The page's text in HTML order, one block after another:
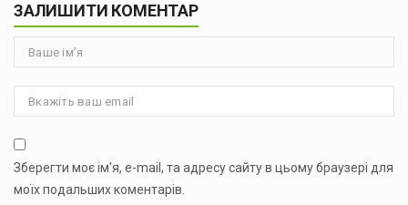
ЗАЛИШИТИ КОМЕНТАР
Зберегти моє ім'я, e-mail, та адресу сайту в цьому браузері для
моїх подальших коментарів.